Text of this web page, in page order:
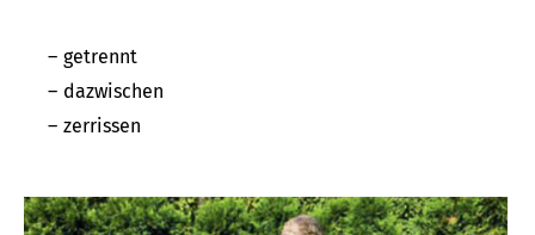
getrennt
dazwischen
zerrissen